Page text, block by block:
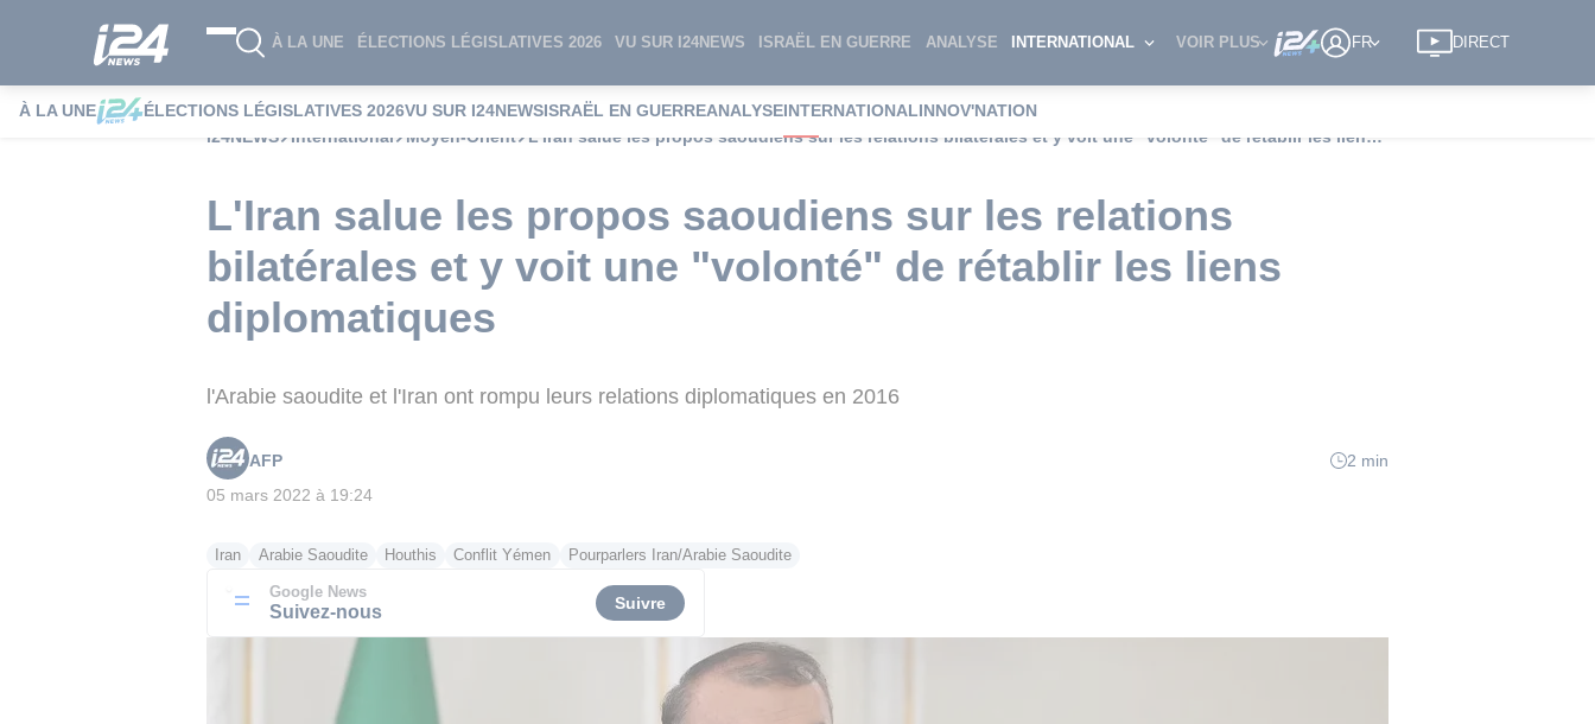
À LA UNE ÉLECTIONS LÉGISLATIVES 2026 VU SUR I24NEWS ISRAËL EN GUERRE ANALYSE INTERNATIONAL VOIR PLUS FR DIRECT
À LA UNE ÉLECTIONS LÉGISLATIVES 2026VU SUR I24NEWSISRAËL EN GUERREANALYSEINTERNATIONALINNOV'NATION
i24NEWS
International Moyen-Orient L'Iran salue les propos saoudiens sur les relations bilatérales et y voit une "volonté" de rétablir les liens diplomatiques
L'Iran salue les propos saoudiens sur les relations
bilatérales et y voit une "volonté" de rétablir les liens
diplomatiques
l'Arabie saoudite et l'Iran ont rompu leurs relations diplomatiques en 2016
AFP
2 min
05 mars 2022 à 19:24
Iran Arabie Saoudite Houthis Conflit Yémen Pourparlers Iran/Arabie Saoudite
Google News
Suivez-nous Suivre